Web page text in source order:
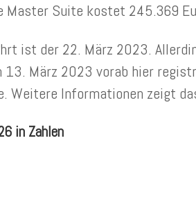
Master Suite kostet 245.369
ist der 22. März 2023.
März 2023 vorab hier
Weitere Informationen zeigt
in Zahlen